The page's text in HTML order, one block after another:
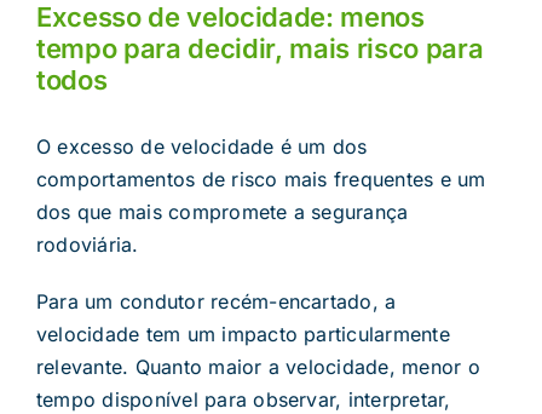
Excesso de velocidade: menos
tempo para decidir, mais risco para
todos
O excesso de velocidade é um dos
comportamentos de risco mais frequentes e um
dos que mais compromete a segurança
rodoviária.
Para um condutor recém-encartado, a
velocidade tem um impacto particularmente
relevante. Quanto maior a velocidade, menor o
tempo disponível para observar, interpretar,